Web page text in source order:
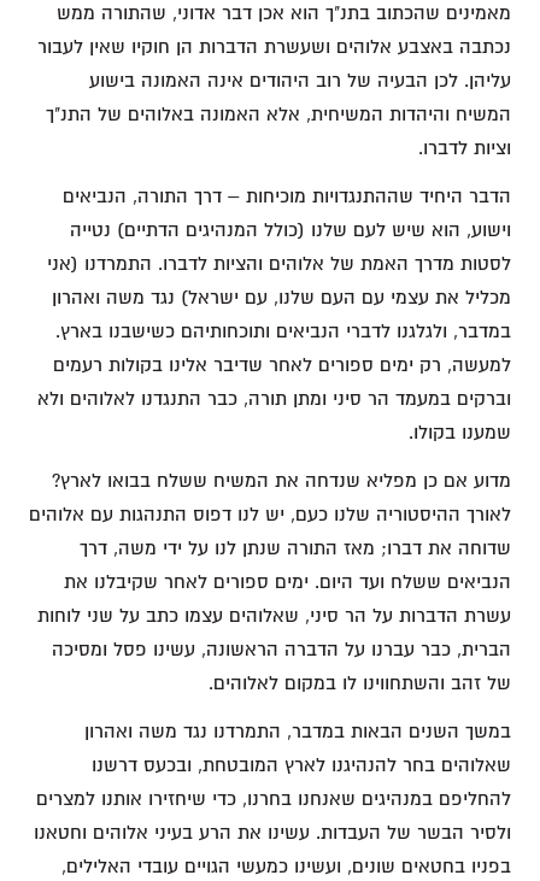
מאמינים שהכתוב בתנ"ך הוא אכן דבר אדוני, שהתורה ממש
נכתבה באצבע אלוהים ושעשרת הדברות הן חוקיו שאין לעבור
עליהן. לכן הבעיה של רוב היהודים אינה האמונה בישוע
המשיח והיהדות המשיחית, אלא האמונה באלוהים של התנ"ך
וציות לדברו.
הדבר היחיד שההתנגדויות מוכיחות – דרך התורה, הנביאים
וישוע, הוא שיש לעם שלנו (כולל המנהיגים הדתיים) נטייה
לסטות מדרך האמת של אלוהים והציות לדברו. התמרדנו (אני
מכליל את עצמי עם העם שלנו, עם ישראל) נגד משה ואהרון
במדבר, ולגלגנו לדברי הנביאים ותוכחותיהם כשישבנו בארץ.
למעשה, רק ימים ספורים לאחר שדיבר אלינו בקולות רעמים
וברקים במעמד הר סיני ומתן תורה, כבר התנגדנו לאלוהים ולא
שמענו בקולו.
מדוע אם כן מפליא שנדחה את המשיח ששלח בבואו לארץ?
לאורך ההיסטוריה שלנו כעם, יש לנו דפוס התנהגות עם אלוהים
שדוחה את דברו; מאז התורה שנתן לנו על ידי משה, דרך
הנביאים ששלח ועד היום. ימים ספורים לאחר שקיבלנו את
עשרת הדברות על הר סיני, שאלוהים עצמו כתב על שני לוחות
הברית, כבר עברנו על הדברה הראשונה, עשינו פסל ומסיכה
של זהב והשתחווינו לו במקום לאלוהים.
במשך השנים הבאות במדבר, התמרדנו נגד משה ואהרון
שאלוהים בחר להנהיגנו לארץ המובטחת, ובכעס דרשנו
להחליפם במנהיגים שאנחנו בחרנו, כדי שיחזירו אותנו למצרים
ולסיר הבשר של העבדות. עשינו את הרע בעיני אלוהים וחטאנו
בפניו בחטאים שונים, ועשינו כמעשי הגויים עובדי האלילים,